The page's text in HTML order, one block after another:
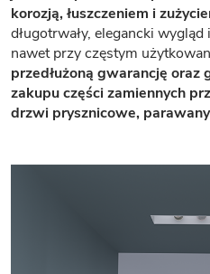
korozją, łuszczeniem i
długotrwały, elegancki
nawet przy częstym
przedłużoną gwarancję oraz
zakupu części zamiennych
drzwi prysznicowe,